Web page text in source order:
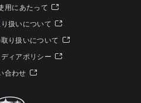
用にあたって
扱いについて
り扱いについて
ィアポリシー
合わせ